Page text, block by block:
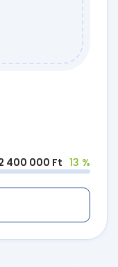
400 000 Ft 13 %